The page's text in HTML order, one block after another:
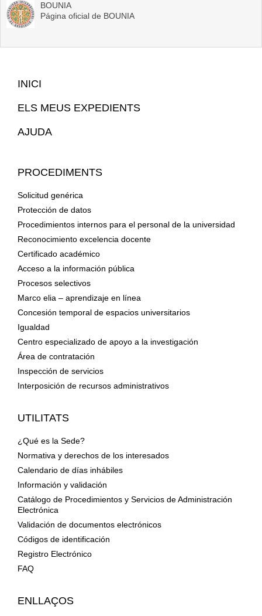
BOUNIA
Página oficial de BOUNIA
Mapa
Web
INICI
ELS MEUS EXPEDIENTS
AJUDA
PROCEDIMENTS
Solicitud genérica
Protección de datos
Procedimientos internos para el personal de la universidad
Reconocimiento excelencia docente
Certificado académico
Acceso a la información pública
Procesos selectivos
Marco elia – aprendizaje en línea
Concesión temporal de espacios universitarios
Igualdad
Centro especializado de apoyo a la investigación
Área de contratación
Inspección de servicios
Interposición de recursos administrativos
UTILITATS
¿Qué es la Sede?
Normativa y derechos de los interesados
Calendario de días inhábiles
Información y validación
Catálogo de Procedimientos y Servicios de Administración
Electrónica
Validación de documentos electrónicos
Códigos de identificación
Registro Electrónico
FAQ
ENLLAÇOS